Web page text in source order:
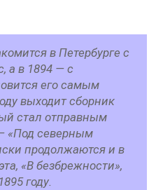
в Петербурге с
а в 1894 — с
его самым
выходит сборник
стал отправным
«Под северным
продолжаются и в
«В безбрежности»,
году.